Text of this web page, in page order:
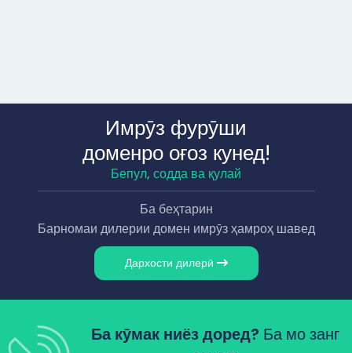
Имрӯз фурӯши
доменро оғоз кунед!
Бепул, содда ва қулай
Ба беҳтарин
Барномаи дилерии домен имрӯз ҳамроҳ шавед
Дархости дилерӣ
Ба кӯмак ниёз доред? Ба мо занг